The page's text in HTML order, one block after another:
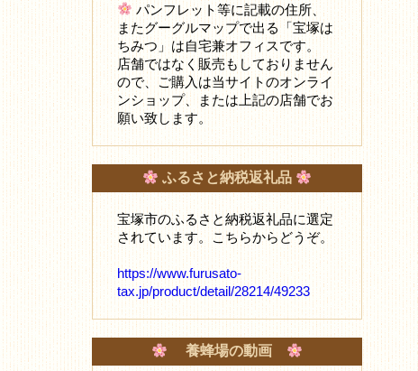
パンフレット等に記載の住所、
またグーグルマップで出る「宝塚は
ちみつ」は自宅兼オフィスです。
店舗ではなく販売もしておりません
ので、ご購入は当サイトのオンライ
ンショップ、または上記の店舗でお
願い致します。
ふるさと納税返礼品
宝塚市のふるさと納税返礼品に選定
されています。こちらからどうぞ。
https://www.furusato-
tax.jp/product/detail/28214/49233
養蜂場の動画